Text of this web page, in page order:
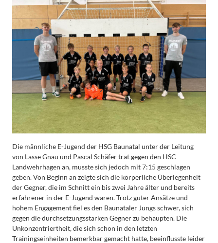
Die männliche E-Jugend der HSG Baunatal unter der Leitung
von Lasse Gnau und Pascal Schäfer trat gegen den HSC
Landwehrhagen an, musste sich jedoch mit 7:15 geschlagen
geben. Von Beginn an zeigte sich die körperliche Überlegenheit
der Gegner, die im Schnitt ein bis zwei Jahre älter und bereits
erfahrener in der E-Jugend waren. Trotz guter Ansätze und
hohem Engagement fiel es den Baunataler Jungs schwer, sich
gegen die durchsetzungsstarken Gegner zu behaupten. Die
Unkonzentriertheit, die sich schon in den letzten
Trainingseinheiten bemerkbar gemacht hatte, beeinflusste leider